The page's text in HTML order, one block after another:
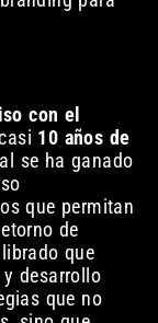
con el
10 años de
se ha ganado
que permitan
de
que
desarrollo
que no